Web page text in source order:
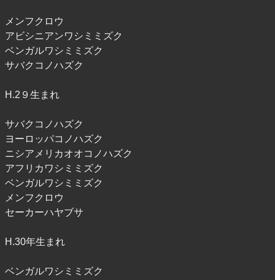
メンフクロウ
アビシニアンワシミミズク
ベンガルワシミミズク
サバクコノハズク
H.2９生まれ
サバクコノハズク
ヨーロッパコノハズク
ニシアメリカオオコノハズク
アフリカワシミミズク
ベンガルワシミミズク
メンフクロウ
セーカーハヤブサ
H.30年生まれ
ベンガルワシミミズク